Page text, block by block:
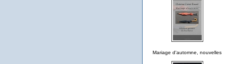
Mariage d'automne, nouvelles